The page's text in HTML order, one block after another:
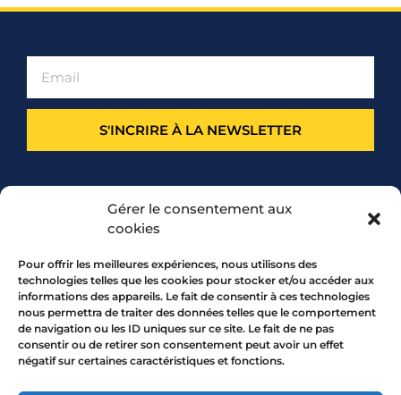
Gérer le consentement aux
cookies
Pour offrir les meilleures expériences, nous utilisons des
technologies telles que les cookies pour stocker et/ou accéder aux
informations des appareils. Le fait de consentir à ces technologies
nous permettra de traiter des données telles que le comportement
de navigation ou les ID uniques sur ce site. Le fait de ne pas
consentir ou de retirer son consentement peut avoir un effet
négatif sur certaines caractéristiques et fonctions.
S'INCRIRE À LA NEWSLETTER